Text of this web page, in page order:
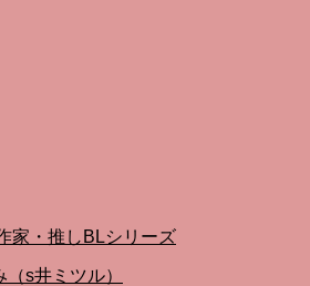
家・推しBLシリーズ
s井ミツル）